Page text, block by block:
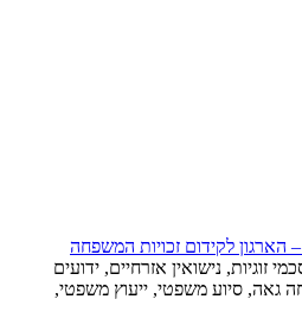
זוגיות, נישואין אזרחיים, ידועים
גאה, סיוע משפטי, ייעוץ משפטי,